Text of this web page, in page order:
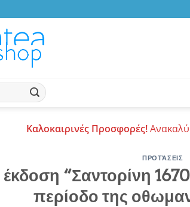
Καλοκαιρινές Προσφορές!
ΠΡΟΤΆΣΕΙΣ
“Σαντορίνη
περίοδο της